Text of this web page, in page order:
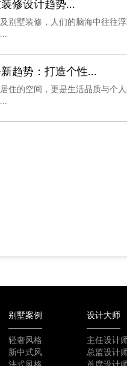
修设计趋势...
别墅装修，人们的脑海中往往
趋势：打造个性...
住的空间，更是生活品质与个
别墅案例
轻奢风格
新中式风
设计大师
主任设计
总监设计